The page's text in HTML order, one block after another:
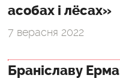
асобах і лёсах»
7 верасня 2022
Браніславу